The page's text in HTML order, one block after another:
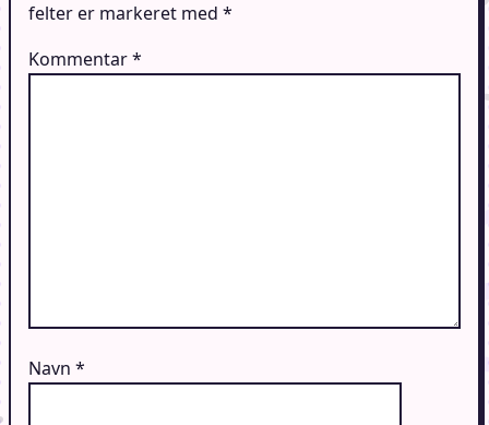
felter er markeret med *
Kommentar*
Navn *